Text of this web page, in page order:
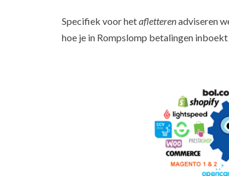
Specifiek voor hetafletterenadviseren
hoe je in Rompslomp betalingen